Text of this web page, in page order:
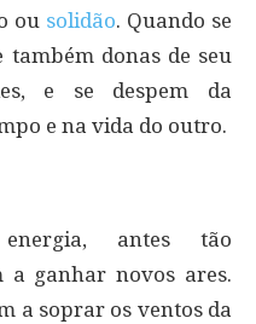
ou solidão. Quando se
também donas de seu
e se despem da
e na vida do outro.
antes tão
a ganhar novos ares.
a soprar os ventos da